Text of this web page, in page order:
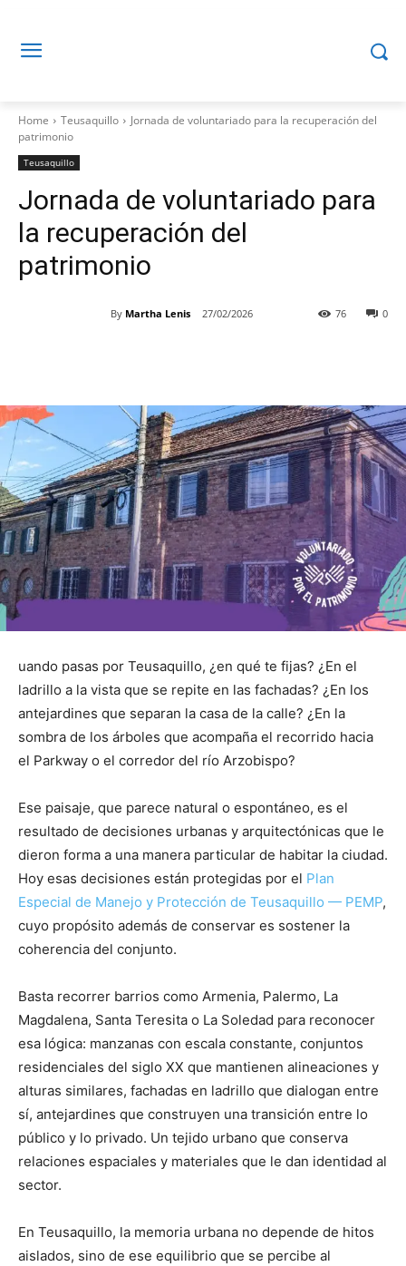
Home Teusaquillo
Jornada de voluntariado para la recuperación del
patrimonio
Teusaquillo
Jornada de voluntariado para
la recuperación del
patrimonio
By Martha Lenis 27/02/2026 0
76
uando pasas por Teusaquillo, ¿en qué te fijas? ¿En el
ladrillo a la vista que se repite en las fachadas? ¿En los
antejardines que separan la casa de la calle? ¿En la
sombra de los árboles que acompaña el recorrido hacia
el Parkway o el corredor del río Arzobispo?
Ese paisaje, que parece natural o espontáneo, es el
resultado de decisiones urbanas y arquitectónicas que le
dieron forma a una manera particular de habitar la ciudad.
Hoy esas decisiones están protegidas por el Plan
Especial de Manejo y Protección de Teusaquillo — PEMP,
cuyo propósito además de conservar es sostener la
coherencia del conjunto.
Basta recorrer barrios como Armenia, Palermo, La
Magdalena, Santa Teresita o La Soledad para reconocer
esa lógica: manzanas con escala constante, conjuntos
residenciales del siglo XX que mantienen alineaciones y
alturas similares, fachadas en ladrillo que dialogan entre
sí, antejardines que construyen una transición entre lo
público y lo privado. Un tejido urbano que conserva
relaciones espaciales y materiales que le dan identidad al
sector.
En Teusaquillo, la memoria urbana no depende de hitos
aislados, sino de ese equilibrio que se percibe al